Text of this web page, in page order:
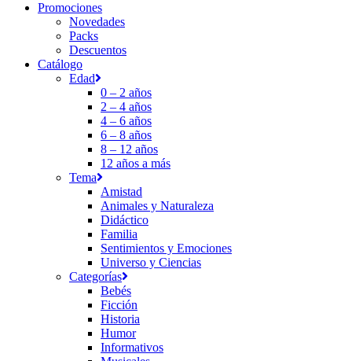
Promociones
Novedades
Packs
Descuentos
Catálogo
Edad
0 – 2 años
2 – 4 años
4 – 6 años
6 – 8 años
8 – 12 años
12 años a más
Tema
Amistad
Animales y Naturaleza
Didáctico
Familia
Sentimientos y Emociones
Universo y Ciencias
Categorías
Bebés
Ficción
Historia
Humor
Informativos